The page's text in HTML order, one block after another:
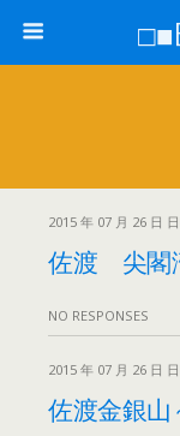
2015 年 07 月 26 日
佐渡 尖閣
NO RESPONSES
2015 年 07 月 26 日
佐渡金銀山